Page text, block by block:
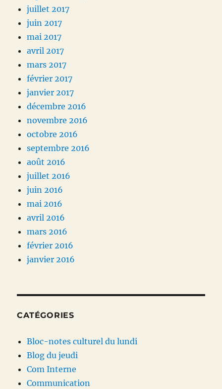
juillet 2017
juin 2017
mai 2017
avril 2017
mars 2017
février 2017
janvier 2017
décembre 2016
novembre 2016
octobre 2016
septembre 2016
août 2016
juillet 2016
juin 2016
mai 2016
avril 2016
mars 2016
février 2016
janvier 2016
CATÉGORIES
Bloc-notes culturel du lundi
Blog du jeudi
Com Interne
Communication